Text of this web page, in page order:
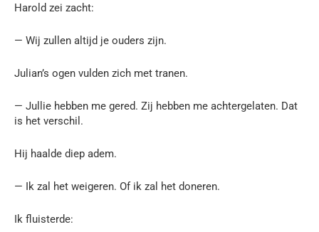
Harold zei zacht:
— Wij zullen altijd je ouders zijn.
Julian’s ogen vulden zich met tranen.
— Jullie hebben me gered. Zij hebben me achtergelaten. Dat
is het verschil.
Hij haalde diep adem.
— Ik zal het weigeren. Of ik zal het doneren.
Ik fluisterde: